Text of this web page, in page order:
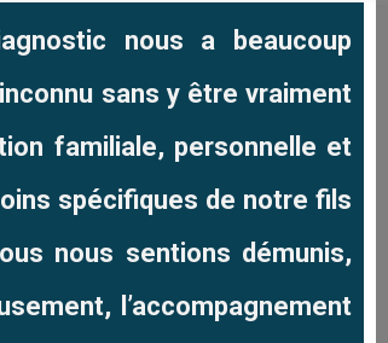
nous a beaucoup
sans y être vraiment
familiale, personnelle et
spécifiques de notre fils
nous sentions démunis,
l’accompagnement